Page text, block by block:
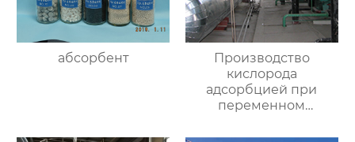
абсорбент
Производство
кислорода
адсорбцией при
переменном